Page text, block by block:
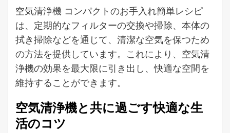
空気清浄機 コンパクトのお手入れ簡単レシピ
は、定期的なフィルターの交換や掃除、本体の
拭き掃除などを通じて、清潔な空気を保つため
の方法を提供しています。これにより、空気清
浄機の効果を最大限に引き出し、快適な空間を
維持することができます。
空気清浄機と共に過ごす快適な生
活のコツ